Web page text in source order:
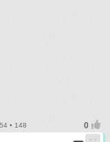
• 148